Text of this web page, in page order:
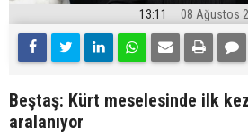
13:11 08 Ağustos
Beştaş: Kürt meselesinde ilk
aralanıyor